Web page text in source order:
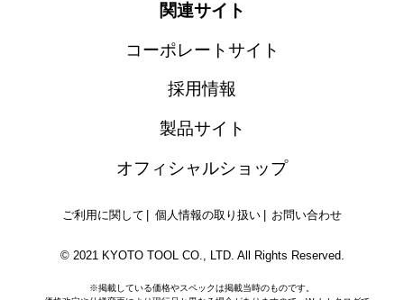
関連サイト
コーポレートサイト
採用情報
製品サイト
オフィシャルショップ
ご利用に関して 個人情報の取り扱い お問い合わせ
© 2021 KYOTO TOOL CO., LTD. All Rights Reserved.
※掲載している価格やスペックは掲載当時のものです。